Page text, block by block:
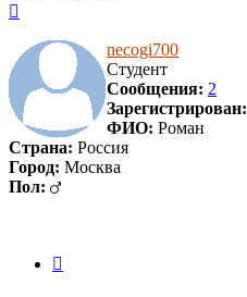
началу
necogi700
Студент
Сообщения: 2
Зарегистрирован:
ФИО: Роман
Страна: Россия
Город: Москва
Пол: